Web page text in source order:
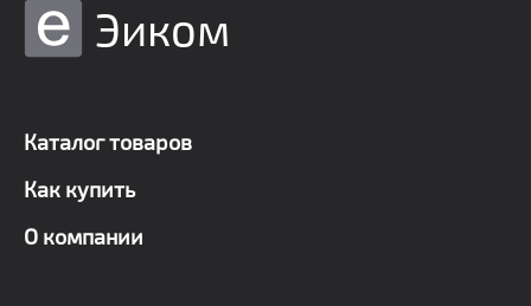
Эиком
Каталог товаров
Как купить
О компании